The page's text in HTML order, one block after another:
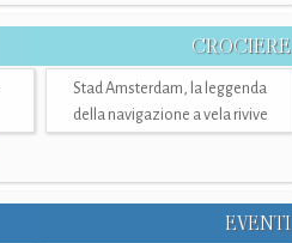
CROCIERE
Stad Amsterdam, la leggenda
della navigazione a vela rivive
EVENTI